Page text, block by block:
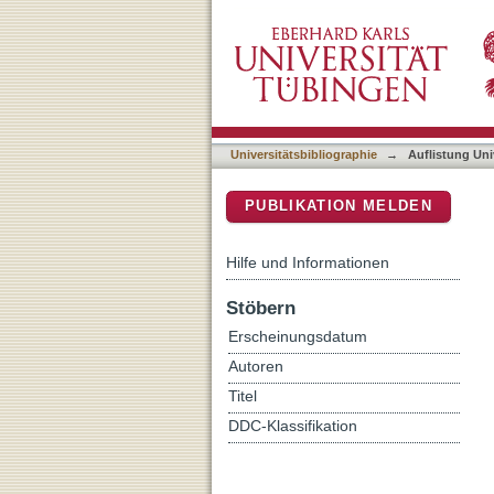
Universitätsbibliographie → Auflistung
PUBLIKATION MELDEN
Hilfe und Informationen
Stöbern
Erscheinungsdatum
Autoren
Titel
DDC-Klassifikation